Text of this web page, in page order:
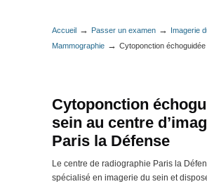
Accueil → Passer un examen →
Imagerie
Mammographie → Cytoponction échoguidée
Cytoponction
sein au centre
Paris la Défense
Le centre de radiographie Paris la
spécialisé en imagerie du sein et